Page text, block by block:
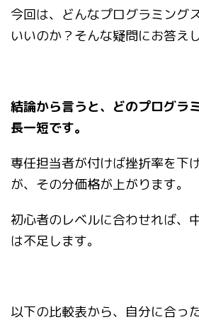
今回は、どんなプログラミング
いいのか？そんな疑問にお答えし
結論から言うと、どのプログラ
長一短です。
専任担当者が付けば挫折率を下
が、その分価格が上がります。
初心者のレベルに合わせれば、
は不足します。
以下の比較表から、自分に合っ